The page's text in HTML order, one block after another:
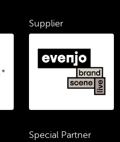
Supplier
Special Partner